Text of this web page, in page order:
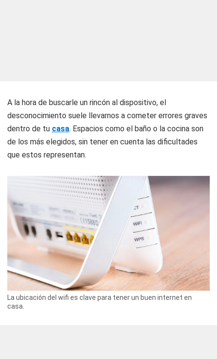
A la hora de buscarle un rincón al dispositivo, el
desconocimiento suele llevarnos a cometer errores graves
dentro de tu casa. Espacios como el baño o la cocina son
de los más elegidos, sin tener en cuenta las dificultades
que estos representan.
La ubicación del wifi es clave para tener un buen internet en
casa.